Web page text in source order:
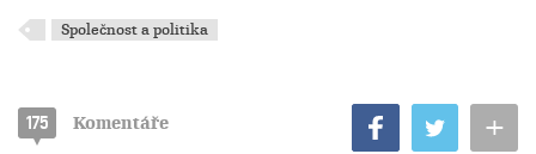
Společnost a politika
175 Komentáře +